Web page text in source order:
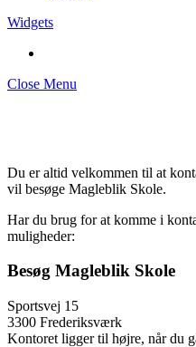
Widgets
Close Menu
Du er altid velkommen til at
vil besøge Magleblik Skole.
Har du brug for at komme i
muligheder:
Besøg Magleblik Skole
Sportsvej 15
3300 Frederiksværk
Kontoret ligger til højre, når du